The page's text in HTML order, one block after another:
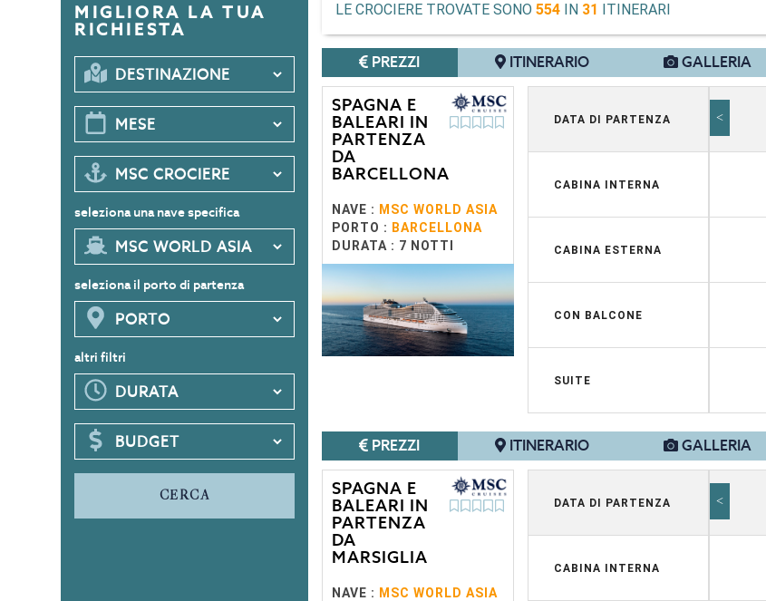
MIGLIORA LA TUA
RICHIESTA
seleziona una nave specifica
seleziona il porto di partenza
altri filtri
CERCA
LE CROCIERE TROVATE SONO 554 IN 31 ITINERARI
PREZZI ITINERARIO GALLERIA
SPAGNA E
BALEARI IN
PARTENZA
DA
BARCELLONA
NAVE : MSC WORLD ASIA
PORTO : BARCELLONA
DURATA : 7 NOTTI
DATA DI PARTENZA
CABINA INTERNA
CABINA ESTERNA
CON BALCONE
SUITE
<
PREZZI ITINERARIO GALLERIA
SPAGNA E
BALEARI IN
PARTENZA
DA
MARSIGLIA
NAVE : MSC WORLD ASIA
DATA DI PARTENZA
CABINA INTERNA
<